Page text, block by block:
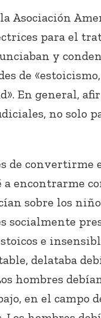
la Asociación
para el
y
de
En general,
no solo
de convertirme
a encontrarme
sobre los
socialmente
e
delataba
hombres
en el campo